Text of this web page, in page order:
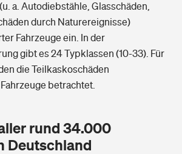
a. Autodiebstähle, Glasschäden,
durch Naturereignisse)
Fahrzeuge ein. In der
gibt es 24 Typklassen (10-33). Für
die Teilkaskoschäden
betrachtet.
rund 34.000
Deutschland